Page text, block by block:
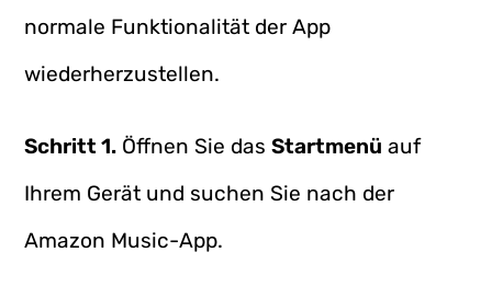
normale Funktionalität der App
wiederherzustellen.
Schritt 1. Öffnen Sie dasStartmenü auf
Ihrem Gerät und suchen Sie nach der
Amazon Music-App.